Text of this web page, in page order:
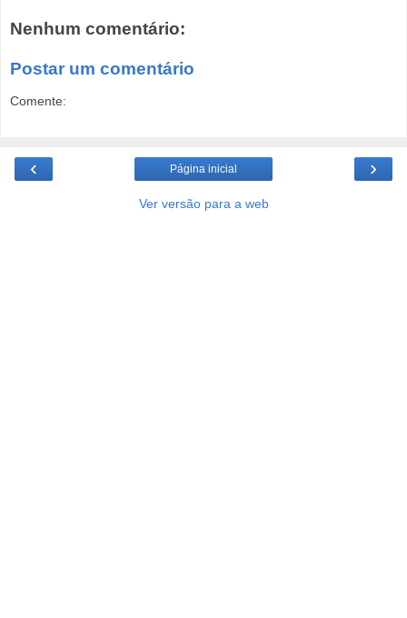
Nenhum comentário:
Postar um comentário
Comente:
‹ ›
Página inicial
Ver versão para a web